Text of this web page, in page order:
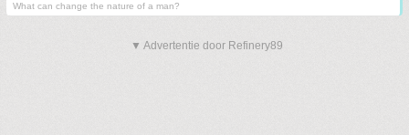
What can change the nature of a man?
▼ Advertentie door Refinery89